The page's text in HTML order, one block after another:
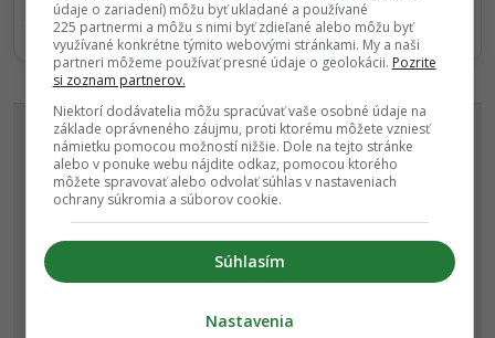
Po otvorení kliknite na hviezdičku★ Sledovať
údaje o zariadení) môžu byť ukladané a používané
225 partnermi a môžu s nimi byť zdieľané alebo môžu byť
využívané konkrétne týmito webovými stránkami. My a naši
partneri môžeme používať presné údaje o geolokácii. Pozrite
si zoznam partnerov.
Niektorí dodávatelia môžu spracúvať vaše osobné údaje na
základe oprávneného záujmu, proti ktorému môžete vzniesť
námietku pomocou možností nižšie. Dole na tejto stránke
alebo v ponuke webu nájdite odkaz, pomocou ktorého
môžete spravovať alebo odvolať súhlas v nastaveniach
ochrany súkromia a súborov cookie.
Súhlasím
Nastavenia